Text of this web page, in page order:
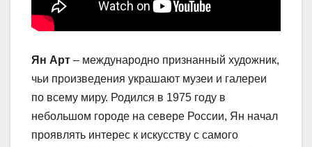
Ян Арт – международно признанный художник,
чьи произведения украшают музеи и галереи
по всему миру. Родился в 1975 году в
небольшом городе на севере России, Ян начал
проявлять интерес к искусству с самого